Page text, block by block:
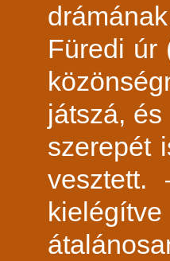
Füredi úr
játszá,
szerepét
vesztett.